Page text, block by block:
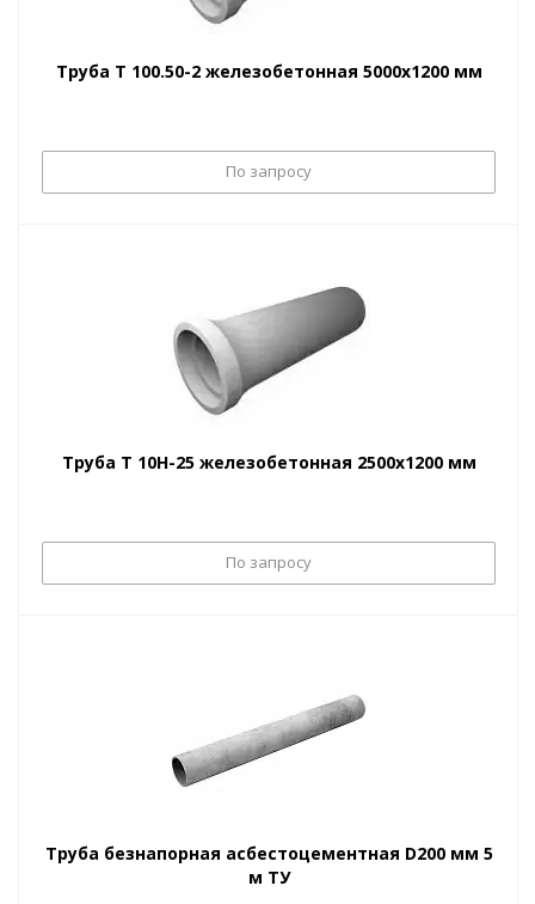
Труба Т 100.50-2 железобетонная 5000х1200 мм
По запросу
Труба Т 10Н-25 железобетонная 2500х1200 мм
По запросу
Труба безнапорная асбестоцементная D200 мм 5
м ТУ